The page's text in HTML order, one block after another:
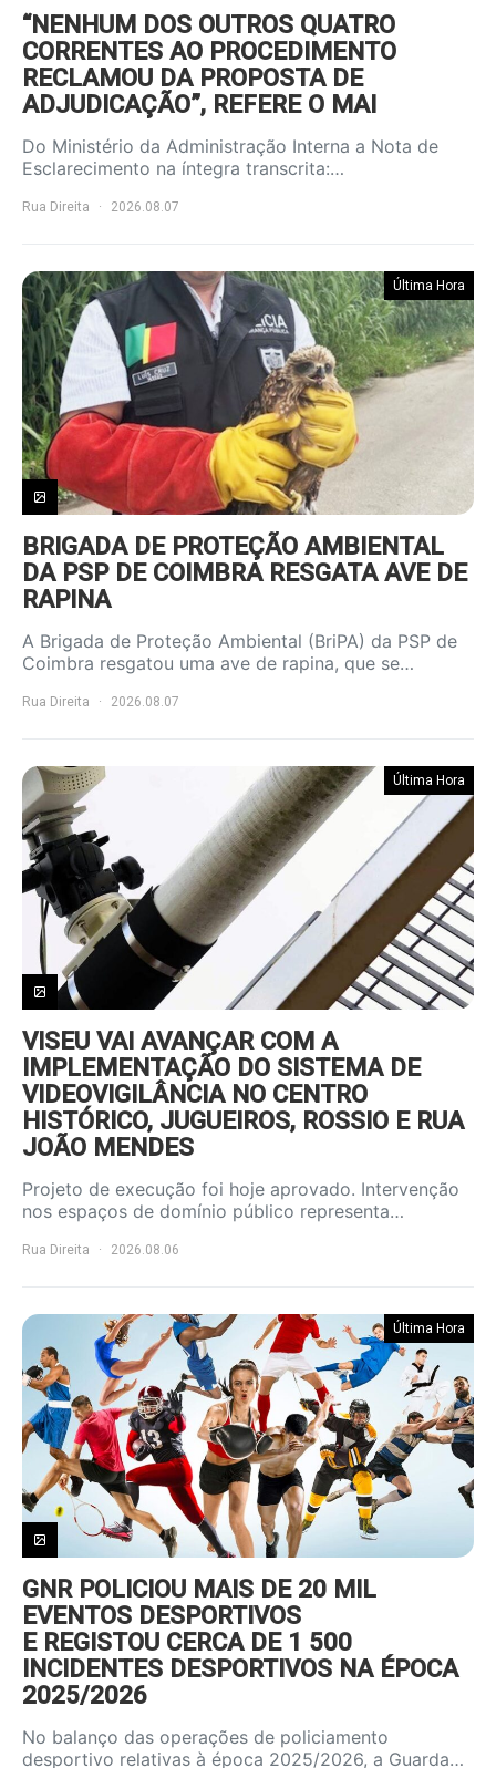
“NENHUM DOS OUTROS QUATRO
CORRENTES AO PROCEDIMENTO
RECLAMOU DA PROPOSTA DE
ADJUDICAÇÃO”, REFERE O MAI
Do Ministério da Administração Interna a Nota de
Esclarecimento na íntegra transcrita:…
Rua Direita 2026.08.07
Última Hora
BRIGADA DE PROTEÇÃO AMBIENTAL
DA PSP DE COIMBRA RESGATA AVE DE
RAPINA
A Brigada de Proteção Ambiental (BriPA) da PSP de
Coimbra resgatou uma ave de rapina, que se…
Rua Direita 2026.08.07
Última Hora
VISEU VAI AVANÇAR COM A
IMPLEMENTAÇÃO DO SISTEMA DE
VIDEOVIGILÂNCIA NO CENTRO
HISTÓRICO, JUGUEIROS, ROSSIO E RUA
JOÃO MENDES
Projeto de execução foi hoje aprovado. Intervenção
nos espaços de domínio público representa…
Rua Direita 2026.08.06
Última Hora
GNR POLICIOU MAIS DE 20 MIL
EVENTOS DESPORTIVOS
E REGISTOU CERCA DE 1 500
INCIDENTES DESPORTIVOS NA ÉPOCA
2025/2026
No balanço das operações de policiamento
desportivo relativas à época 2025/2026, a Guarda…